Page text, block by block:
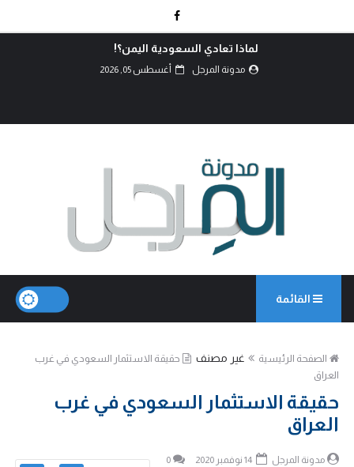
لماذا تعادي السعودية اليمن؟!
مدونة المرجل أغسطس 05, 2026
القائمة
الصفحة الرئيسية غير مصنف
حقيقة الاستثمار السعودي في غرب
العراق
حقيقة الاستثمار السعودي في غرب
العراق
مدونة المرجل 0